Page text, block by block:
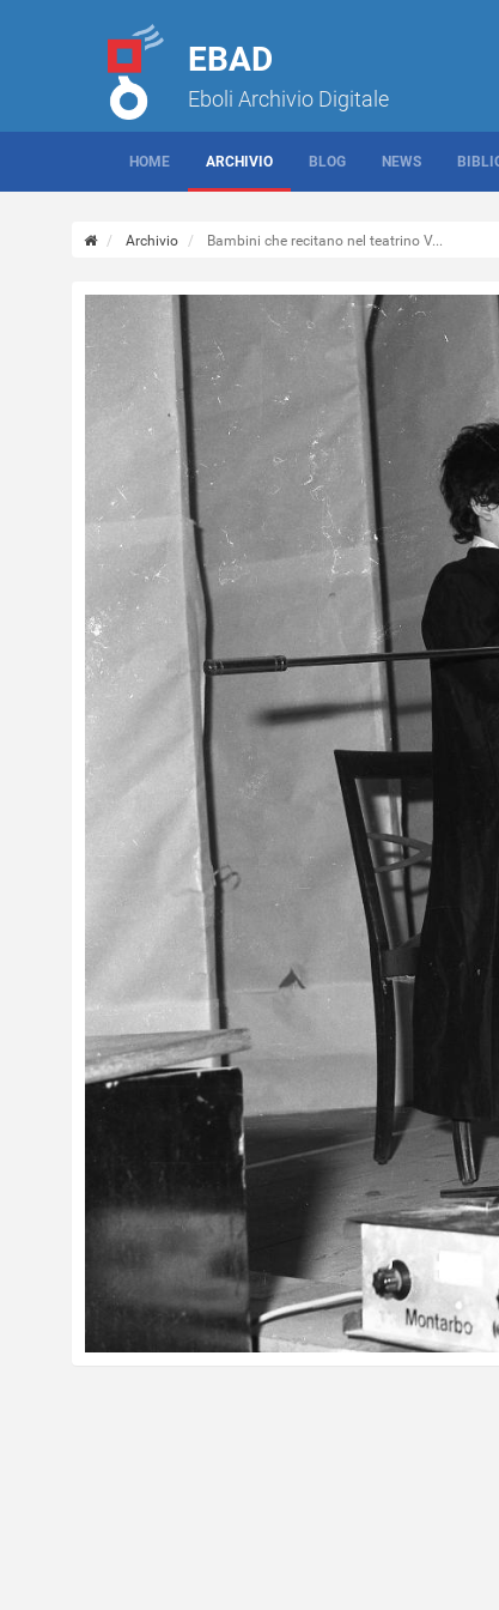
EBAD
Eboli Archivio Digitale
HOME ARCHIVIO BLOG NEWS
Archivio Bambini che recitano nel teatrino V...